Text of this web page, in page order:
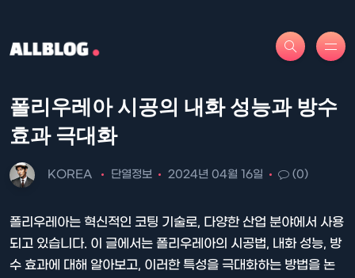
폴리우레아 시공의 내화 성능과 방수
효과 극대화
KOREA 단열정보 2024년 04월 16일 (0)
폴리우레아는 혁신적인 코팅 기술로, 다양한 산업 분야에서 사용
되고 있습니다. 이 글에서는 폴리우레아의 시공법, 내화 성능, 방
수 효과에 대해 알아보고, 이러한 특성을 극대화하는 방법을 논